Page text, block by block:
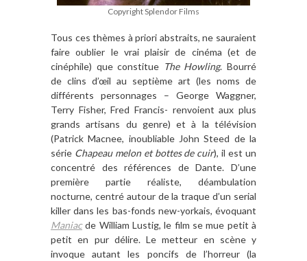
Copyright Splendor Films
Tous ces thèmes àpriori abstraits, ne sauraient
faire oublier le vrai plaisir de cinéma (et de
cinéphile) que constitue The Howling. Bourré
de clins d’œil au septième art (les noms de
différents personnages – George Waggner,
Terry Fisher, Fred Francis- renvoient aux plus
grands artisans du genre) età la télévision
(Patrick Macnee, inoubliable John Steed de la
série Chapeau melon et bottes de cuir), il est un
concentré des références de Dante. D’une
première partie réaliste, déambulation
nocturne, centré autour de la traque d’un serial
killer dans les bas-fonds new-yorkais, évoquant
Maniacde William Lustig, le film se mue petit à
petit en pur délire. Le metteur en scène y
invoque autant les poncifs de l’horreur (la